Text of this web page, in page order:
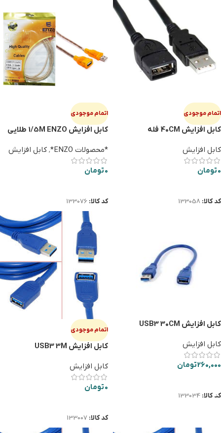
اتمام موجودی
کابل افزایش 40CM فله
کابل افزایش
0تومان
کد کالا: 133058
اتمام موجودی
کابل افزایش 1/5M ENZO طلایی
*محصولات ENZO*
, کابل افزایش
0تومان
کد کالا: 133076
کابل افزایش USB3 30CM
کابل افزایش
260,000تومان
کد کالا: 133034
اتمام موجودی
کابل افزایش USB3 3M
کابل افزایش
0تومان
کد کالا: 133007